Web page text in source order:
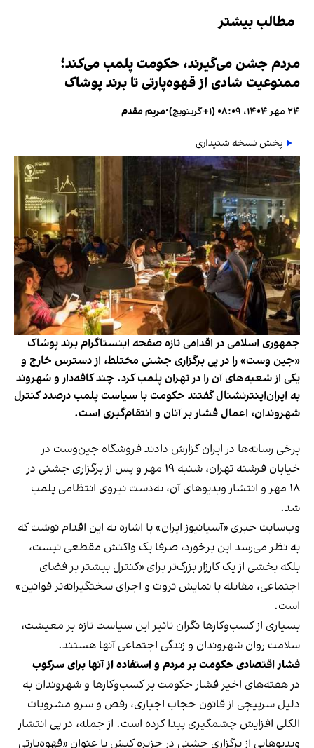
مطالب بیشتر
مردم جشن می‌گیرند، حکومت پلمب می‌کند؛
ممنوعیت شادی از قهوه‌پارتی تا برند پوشاک
۲۴ مهر ۱۴۰۴، ۰۸:۰۹ (‎+۱ گرینویچ) •مریم مقدم
پخش نسخه شنیداری
جمهوری اسلامی در اقدامی تازه صفحه اینستاگرام برند پوشاک
«جین وست» را در پی برگزاری جشنی مختلط، از دسترس خارج و
یکی از شعبه‌های آن را در تهران پلمب کرد. چند کافه‌‌دار و شهروند
به ایران‌اینترنشنال گفتند حکومت با سیاست پلمب درصدد کنترل
شهروندان، اعمال فشار بر آنان و انتقام‌گیری است.
برخی رسانه‌ها در ایران گزارش دادند فروشگاه جین‌وست در
خیابان فرشته تهران، شنبه ۱۹ مهر و پس از برگزاری جشنی در
۱۸ مهر و انتشار ویدیوهای آن، به‌دست نیروی انتظامی پلمب
شد.
وب‌سایت خبری «آسیانیوز ایران» با اشاره به این اقدام نوشت که
به نظر می‌رسد این برخورد، صرفا یک واکنش مقطعی نیست،
بلکه بخشی از یک کارزار بزرگ‌تر برای «کنترل بیشتر بر فضای
اجتماعی، مقابله با نمایش ثروت و اجرای سختگیرانه‌تر قوانین»
است.
بسیاری از کسب‌وکارها نگران تاثیر این سیاست‌ تازه بر معیشت،
سلامت روان شهروندان و زندگی اجتماعی آنها هستند.
فشار اقتصادی حکومت بر مردم و استفاده از آنها برای سرکوب
در هفته‌های اخیر فشار حکومت بر کسب‌وکارها و شهروندان به
دلیل سرپیچی از قانون حجاب اجباری، رقص و سرو مشروبات
الکلی افزایش چشمگیری پیدا کرده است. از جمله، در پی انتشار
ویدیوهایی از برگزاری جشنی در جزیره کیش با عنوان «قهوه‌پارتی